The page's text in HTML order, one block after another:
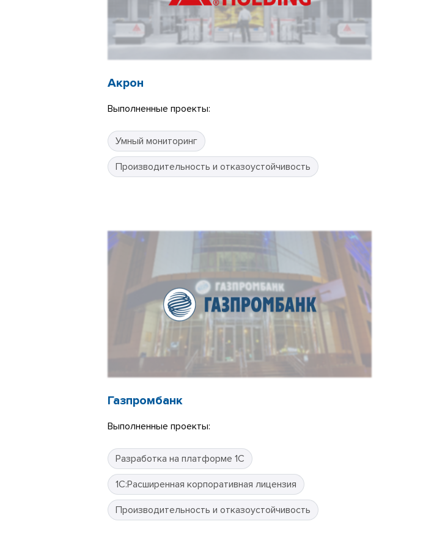
Акрон
Выполненные проекты:
Умный мониторинг
Производительность и отказоустойчивость
Газпромбанк
Выполненные проекты:
Разработка на платформе 1С
1С:Расширенная корпоративная лицензия
Производительность и отказоустойчивость